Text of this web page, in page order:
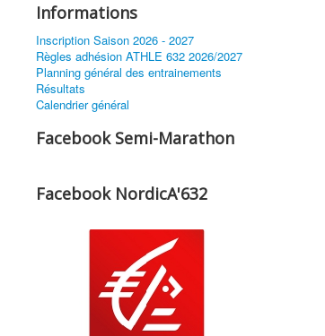
Informations
Inscription Saison 2026 - 2027
Règles adhésion ATHLE 632 2026/2027
Planning général des entrainements
Résultats
Calendrier général
Facebook Semi-Marathon
Facebook NordicA'632